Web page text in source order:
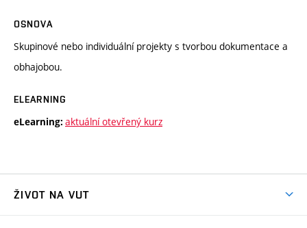
OSNOVA
Skupinové nebo individuální projekty s tvorbou dokumentace a
obhajobou.
ELEARNING
eLearning: aktuální otevřený kurz
ŽIVOT NA VUT